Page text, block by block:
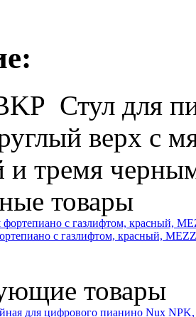
Стул для
верх с
и тремя
товары
с газлифтом, красный,
товары